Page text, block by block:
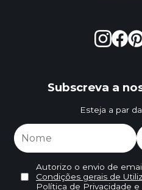
Subscreva a
Esteja a par
Autorizo o envio de
Condições gerais de
Política de Privacidade